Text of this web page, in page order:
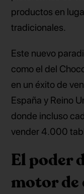
productos en
tradicionales.
Este nuevo
como el del
en un éxito de
España y Reino
donde incluso
vender 4.000
El poder
motor